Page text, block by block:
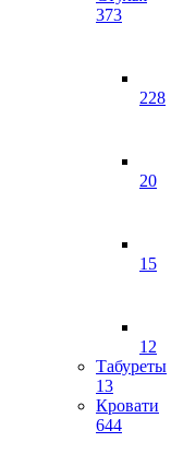
373
228
20
15
12
Табуреты
13
Кровати
644